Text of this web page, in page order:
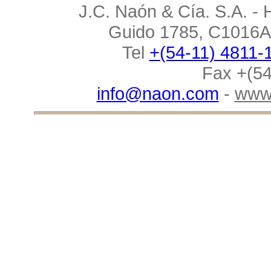
J.C. Naón & Cía. S.A. -
Guido 1785,
Tel +(54-11) 4811-
Fax
info@naon.com -